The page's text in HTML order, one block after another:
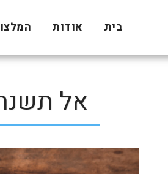
בית אודות
אל